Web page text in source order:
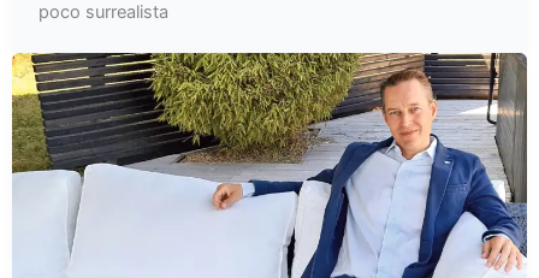
poco surrealista